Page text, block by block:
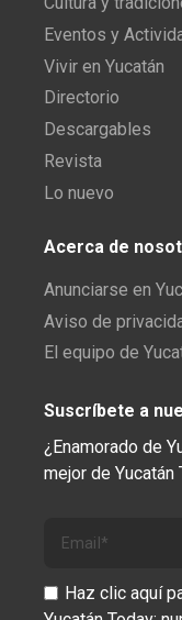
Eventos y
Vivir en Yucatán
Directorio
Descargables
Revista
Lo nuevo
Acerca de
Anunciarse en
Aviso de
El equipo de
Suscríbete a
¿Enamorado de
mejor de Yucatán
Haz clic aquí